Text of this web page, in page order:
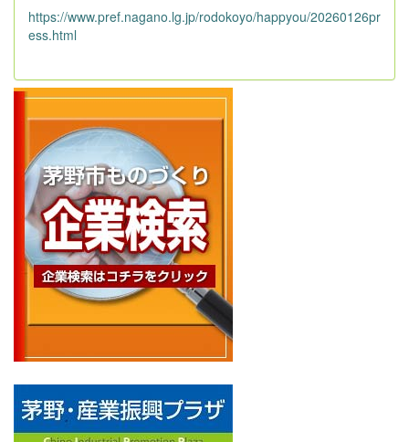
https://www.pref.nagano.lg.jp/rodokoyo/happyou/20260126pr
ess.html